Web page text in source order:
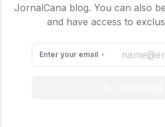
evento do ano!
02/26/2025
JornalCana blog. You can also
and have access to
Enter your email